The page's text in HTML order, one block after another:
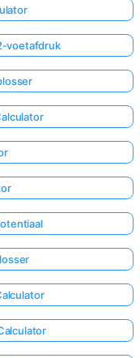
voetafdruk